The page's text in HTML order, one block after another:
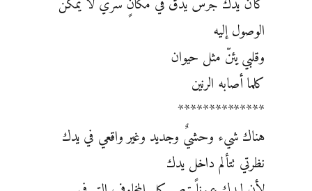
الوصول إليه
وقلبي يئنّ مثل حيوان
كلما أصابه الرنين
**************
هناك شيء وحشيٌ وجديد وغير واقعي في يدك
نظرتي تتألم داخل يدك